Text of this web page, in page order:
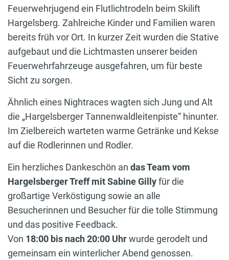
Feuerwehrjugend ein Flutlichtrodeln beim Skilift
Hargelsberg. Zahlreiche Kinder und Familien waren
bereits früh vor Ort. In kurzer Zeit wurden die Stative
aufgebaut und die Lichtmasten unserer beiden
Feuerwehrfahrzeuge ausgefahren, um für beste
Sicht zu sorgen.
Ähnlich eines Nightraces wagten sich Jung und Alt
die „Hargelsberger Tannenwaldleitenpiste“ hinunter.
Im Zielbereich warteten warme Getränke und Kekse
auf die Rodlerinnen und Rodler.
Ein herzliches Dankeschön an das Team vom
Hargelsberger Treff mit Sabine Gillyfür die
großartige Verköstigung sowie an alle
Besucherinnen und Besucher für die tolle Stimmung
und das positive Feedback.
Von 18:00 bis nach 20:00 Uhrwurde gerodelt und
gemeinsam ein winterlicher Abend genossen.